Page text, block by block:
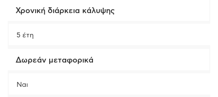
Χρονική διάρκεια κάλυψης
5 έτη
Δωρεάν μεταφορικά
Ναι